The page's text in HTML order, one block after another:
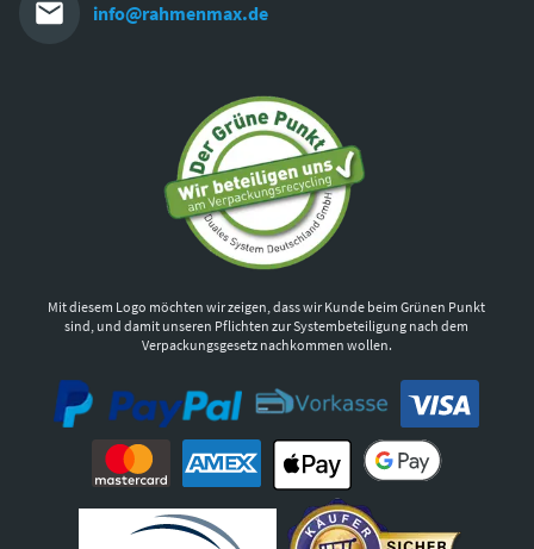
info@rahmenmax.de
Mit diesem Logo möchten wir zeigen, dass wir Kunde beim Grünen Punkt
sind, und damit unseren Pflichten zur Systembeteiligung nach dem
Verpackungsgesetz nachkommen wollen.